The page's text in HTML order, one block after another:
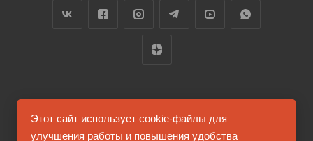
2026 © FUTUMAG.RU
Этот сайт использует cookie-файлы для
улучшения работы и повышения удобства